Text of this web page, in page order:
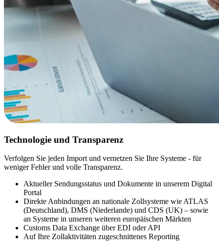
Technologie und Transparenz
Verfolgen Sie jeden Import und vernetzen Sie Ihre Systeme - für
weniger Fehler und volle Transparenz.
Aktueller Sendungsstatus und Dokumente in unserem Digital
Portal
Direkte Anbindungen an nationale Zollsysteme wie ATLAS
(Deutschland), DMS (Niederlande) und CDS (UK) – sowie
an Systeme in unseren weiteren europäischen Märkten
Customs Data Exchange über EDI oder API
Auf Ihre Zollaktivitäten zugeschnittenes Reporting